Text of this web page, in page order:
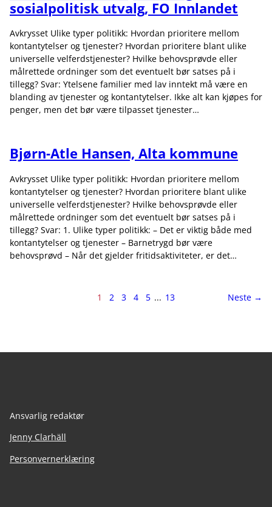
sosialpolitisk utvalg, FO Innlandet
Avkrysset Ulike typer politikk: Hvordan prioritere mellom
kontantytelser og tjenester? Hvordan prioritere blant ulike
universelle velferdstjenester? Hvilke behovsprøvde eller
målrettede ordninger som det eventuelt bør satses på i
tillegg? Svar: Ytelsene familier med lav inntekt må være en
blanding av tjenester og kontantytelser. Ikke alt kan kjøpes for
penger, men det bør være tilpasset tjenester…
Bjørn-Atle Hansen, Alta kommune
Avkrysset Ulike typer politikk: Hvordan prioritere mellom
kontantytelser og tjenester? Hvordan prioritere blant ulike
universelle velferdstjenester? Hvilke behovsprøvde eller
målrettede ordninger som det eventuelt bør satses på i
tillegg? Svar: 1. Ulike typer politikk: – Det er viktig både med
kontantytelser og tjenester – Barnetrygd bør være
behovsprøvd – Når det gjelder fritidsaktiviteter, er det…
1 2 3 4 5 ... 13 Neste side
→
Ansvarlig redaktør
Jenny Clarhäll
Personvernerklæring